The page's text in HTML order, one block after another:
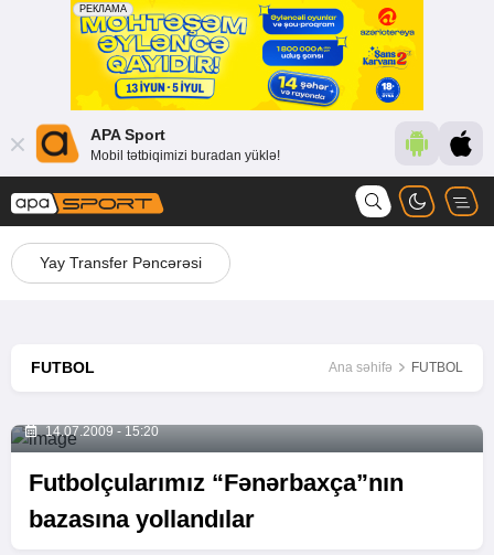
APA Sport
Mobil tətbiqimizi buradan yüklə!
Yay Transfer Pəncərəsi
FUTBOL Ana səhifə FUTBOL
14.07.2009 - 15:20
Futbolçularımız “Fənərbaxça”nın
bazasına yollandılar